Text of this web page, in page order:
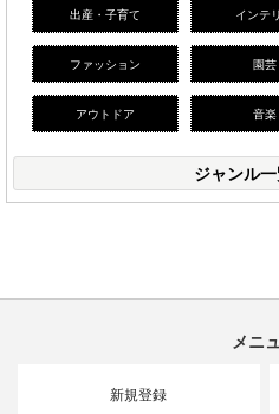
出産・子育て インテ
ファッション 園芸
アウトドア 音楽
ジャンル
メニ
新規登録